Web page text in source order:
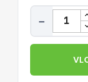
Množství
−